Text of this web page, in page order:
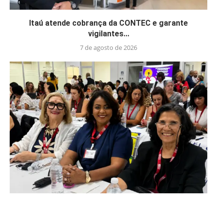
Itaú atende cobrança da CONTEC e garante
vigilantes...
7 de agosto de 2026